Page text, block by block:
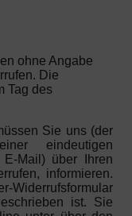
ohne Angabe
Die
Tag des
Sie uns (der
eindeutigen
Mail) über Ihren
informieren.
Widerrufsformular
ist. Sie